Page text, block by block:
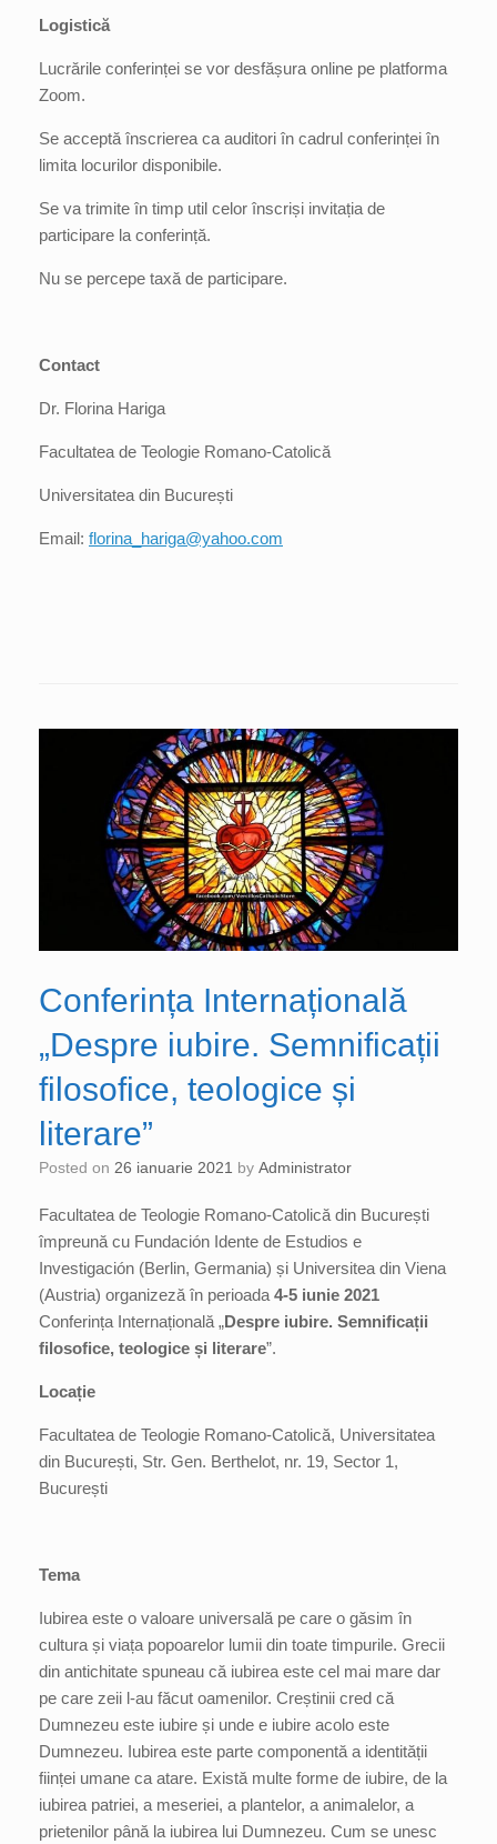
Logistică
Lucrările conferinței se vor desfășura online pe platforma
Zoom.
Se acceptă înscrierea ca auditori în cadrul conferinței în
limita locurilor disponibile.
Se va trimite în timp util celor înscriși invitația de
participare la conferință.
Nu se percepe taxă de participare.
Contact
Dr. Florina Hariga
Facultatea de Teologie Romano-Catolică
Universitatea din București
Email: florina_hariga@yahoo.com
Conferința Internațională
„Despre iubire. Semnificații
filosofice, teologice și
literare”
Posted on 26 ianuarie 2021 by Administrator
Facultatea de Teologie Romano-Catolică din București
împreună cu Fundación Idente de Estudios e
Investigación (Berlin, Germania) și Universitea din Viena
(Austria) organizeză în perioada 4-5 iunie 2021
Conferința Internațională „Despre iubire. Semnificații
filosofice, teologice și literare”.
Locație
Facultatea de Teologie Romano-Catolică, Universitatea
din București, Str. Gen. Berthelot, nr. 19, Sector 1,
București
Tema
Iubirea este o valoare universală pe care o găsim în
cultura și viața popoarelor lumii din toate timpurile. Grecii
din antichitate spuneau că iubirea este cel mai mare dar
pe care zeii l-au făcut oamenilor. Creștinii cred că
Dumnezeu este iubire și unde e iubire acolo este
Dumnezeu. Iubirea este parte componentă a identității
ființei umane ca atare. Există multe forme de iubire, de la
iubirea patriei, a meseriei, a plantelor, a animalelor, a
prietenilor până la iubirea lui Dumnezeu. Cum se unesc